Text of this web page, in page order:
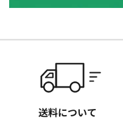
送料について